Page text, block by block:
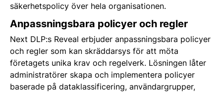
säkerhetspolicy över hela organisationen.
Anpassningsbara policyer och regler
Next DLP:s Reveal erbjuder anpassningsbara policyer
och regler som kan skräddarsys för att möta
företagets unika krav och regelverk. Lösningen låter
administratörer skapa och implementera policyer
baserade på dataklassificering, användargrupper,